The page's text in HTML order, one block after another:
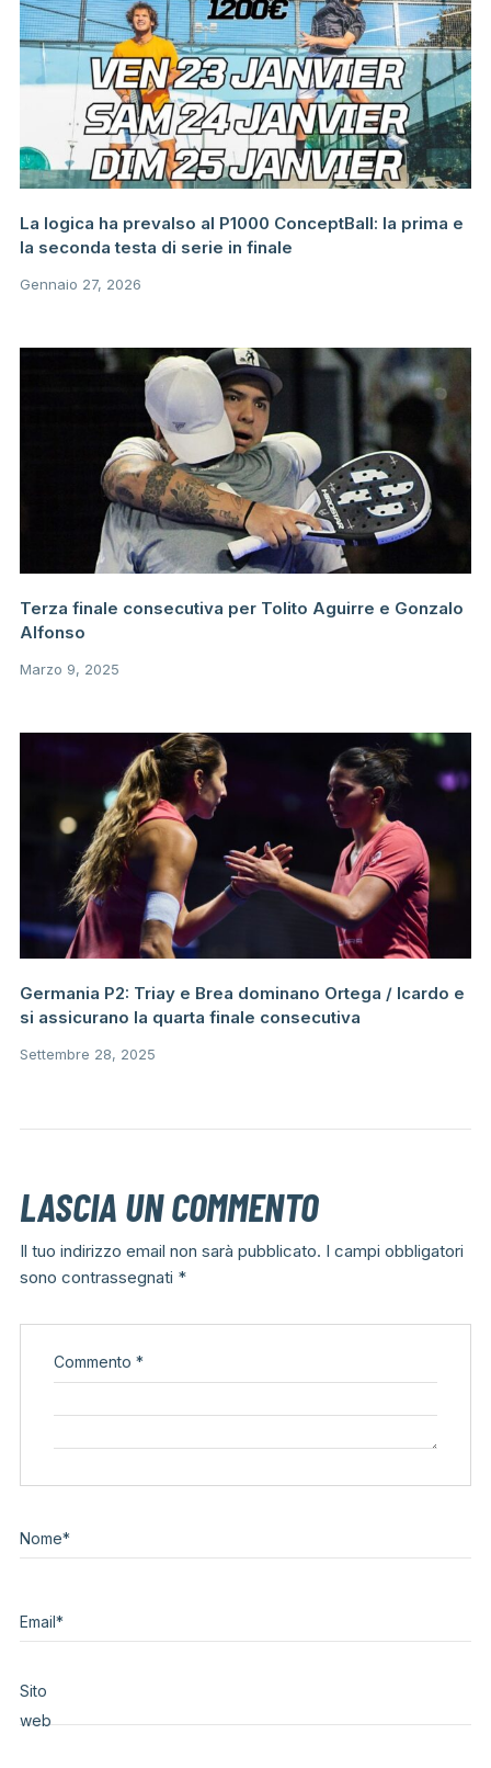
La logica ha prevalso al P1000 ConceptBall: la prima e
la seconda testa di serie in finale
Gennaio 27, 2026
Terza finale consecutiva per Tolito Aguirre e Gonzalo
Alfonso
Marzo 9, 2025
Germania P2: Triay e Brea dominano Ortega / Icardo e
si assicurano la quarta finale consecutiva
Settembre 28, 2025
LASCIA UN COMMENTO
Il tuo indirizzo email non sarà pubblicato. I campi obbligatori
sono contrassegnati *
Commento *
Nome*
Email*
Sito
web